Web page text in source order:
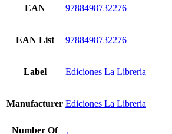
EAN 9788498732276
EAN List 9788498732276
Label Ediciones La Libreria
Manufacturer Ediciones La Libreria
Number Of